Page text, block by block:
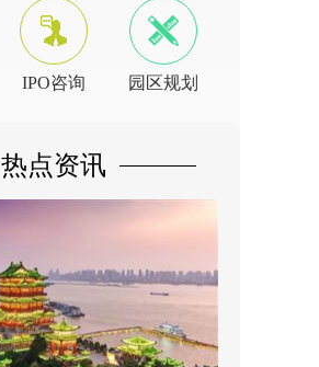
IPO咨询 园区规划
热点资讯